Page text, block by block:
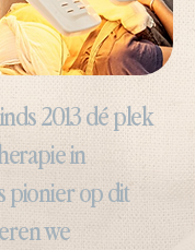
2013 dé plek
in
pionier op dit
we